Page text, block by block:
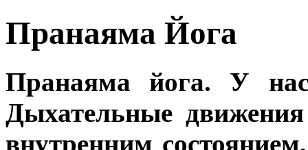
Пранаяма Йога
Пранаяма йога. У
Дыхательные
внутренним